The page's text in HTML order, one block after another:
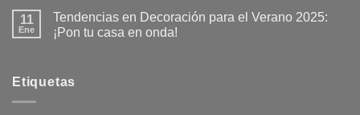
11
Ene
Tendencias en Decoración para el Verano 2025:
¡Pon tu casa en onda!
en
Etiquetas